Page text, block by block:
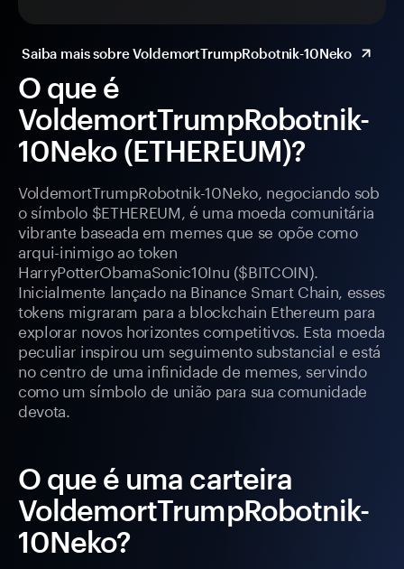
O que é
VoldemortTrumpRobotnik-
10Neko (ETHEREUM)?
VoldemortTrumpRobotnik-10Neko, negociando sob
o símbolo $ETHEREUM, é uma moeda comunitária
vibrante baseada em memes que se opõe como
arqui-inimigo ao token
HarryPotterObamaSonic10Inu ($BITCOIN).
Inicialmente lançado na Binance Smart Chain, esses
tokens migraram para a blockchain Ethereum para
explorar novos horizontes competitivos. Esta moeda
peculiar inspirou um seguimento substancial e está
no centro de uma infinidade de memes, servindo
como um símbolo de união para sua comunidade
devota.
O que é uma carteira
VoldemortTrumpRobotnik-
10Neko?
Saiba mais sobre VoldemortTrumpRobotnik-10Neko